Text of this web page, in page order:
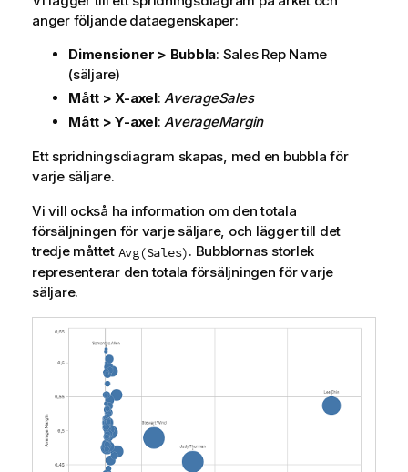
anger följande dataegenskaper:
Dimensioner > Bubbla: Sales Rep Name
(säljare)
Mått > X-axel:AverageSales
Mått > Y-axel:AverageMargin
Ett spridningsdiagram skapas, med en bubbla för
varje säljare.
Vi vill också ha information om den totala
försäljningen för varje säljare, och lägger till det
tredje måttet Avg(Sales). Bubblornas storlek
representerar den totala försäljningen för varje
säljare.